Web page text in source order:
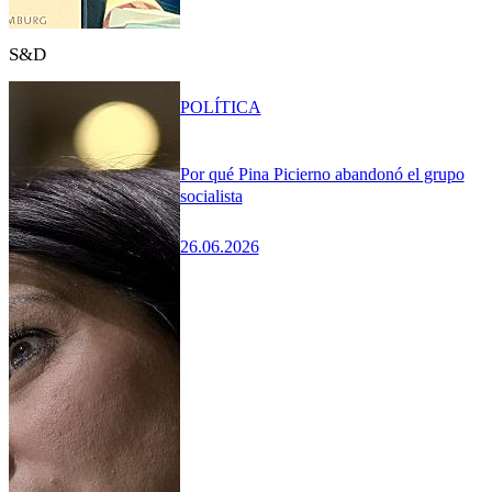
S&D
Por qué Pina Picierno abandonó el grupo
socialista
26.06.2026
POLÍTICA